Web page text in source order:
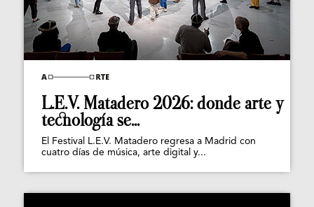
L.E.V. Matadero 2026: donde arte y
tecnología se...
El Festival L.E.V. Matadero regresa a Madrid con
cuatro días de música, arte digital y...